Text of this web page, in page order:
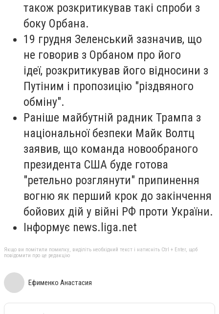
також розкритикував такі спроби з
боку Орбана.
19 грудня Зеленський зазначив, що
не говорив з Орбаном про його
ідеї, розкритикував його відносини з
Путіним і пропозицію "різдвяного
обміну".
Раніше майбутній радник Трампа з
національної безпеки Майк Волтц
заявив, що команда новообраного
президента США буде готова
"ретельно розглянути" припинення
вогню як перший крок до закінчення
бойових дій у війні РФ проти України.
Інформує news.liga.net
Якщо ви помітили помилку, виділіть необхідний текст і натисніть Ctrl + Enter, щоб
повідомити про це редакцію
Ефименко Анастасия